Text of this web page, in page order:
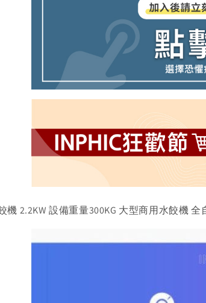
機 2.2KW 設備重量300KG 大型商用水餃機